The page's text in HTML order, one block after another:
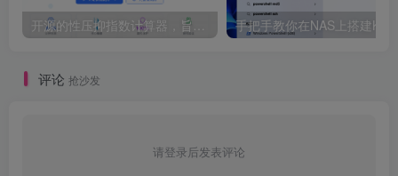
评论 抢沙发
请登录后发表评论